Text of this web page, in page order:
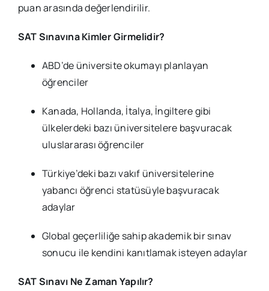
puan arasında değerlendirilir.
SAT Sınavına Kimler Girmelidir?
ABD’de üniversite okumayı planlayan
öğrenciler
Kanada, Hollanda, İtalya, İngiltere gibi
ülkelerdeki bazı üniversitelere başvuracak
uluslararası öğrenciler
Türkiye’deki bazı vakıf üniversitelerine
yabancı öğrenci statüsüyle başvuracak
adaylar
Global geçerliliğe sahip akademik bir sınav
sonucu ile kendini kanıtlamak isteyen adaylar
SAT Sınavı Ne Zaman Yapılır?